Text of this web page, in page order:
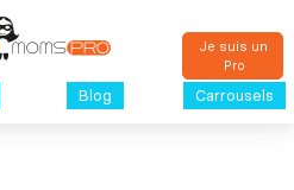
Je suis un
Pro
Blog Carrousels